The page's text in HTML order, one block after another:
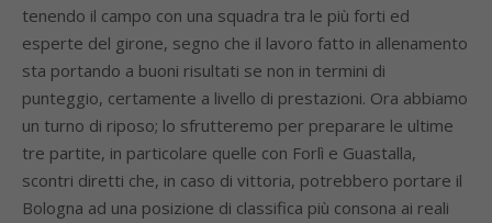
tenendo il campo con una squadra tra le più forti ed
esperte del girone, segno che il lavoro fatto in allenamento
sta portando a buoni risultati se non in termini di
punteggio, certamente a livello di prestazioni. Ora abbiamo
un turno di riposo; lo sfrutteremo per preparare le ultime
tre partite, in particolare quelle con Forlì e Guastalla,
scontri diretti che, in caso di vittoria, potrebbero portare il
Bologna ad una posizione di classifica più consona ai reali